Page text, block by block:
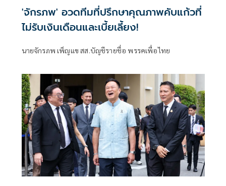
'จักรภพ' อวดทีมที่ปรึกษาคุณภาพคับแก้วที่
ไม่รับเงินเดือนและเบี้ยเลี้ยง!
นายจักรภพ เพ็ญแข สส.บัญชีรายชื่อ พรรคเพื่อไทย